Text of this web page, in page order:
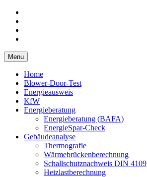
Menu
Home
Blower-Door-Test
Energieausweis
KfW
Energieberatung
Energieberatung (BAFA)
EnergieSpar-Check
Gebäudeanalyse
Thermografie
Wärmebrückenberechnung
Schallschutznachweis DIN 4109
Heizlastberechnung